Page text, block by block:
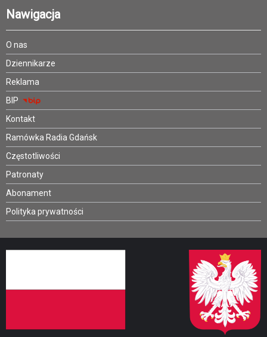
Nawigacja
O nas
Dziennikarze
Reklama
BIP
Kontakt
Ramówka Radia Gdańsk
Częstotliwości
Patronaty
Abonament
Polityka prywatności